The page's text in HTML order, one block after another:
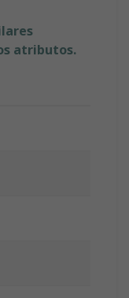
atributos.